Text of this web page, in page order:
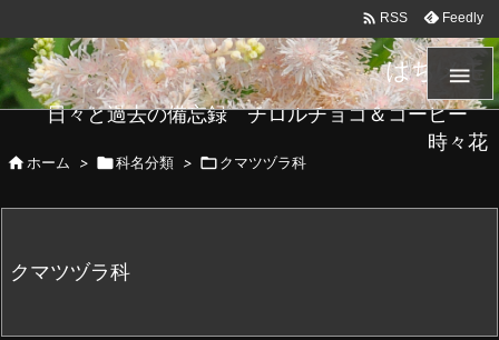
はちメモ
日々と過去の備忘録 チロルチョコ＆コーヒー
時々花

 RSS Feedly
 ホーム > 科名分類 > クマツヅラ科
クマツヅラ科